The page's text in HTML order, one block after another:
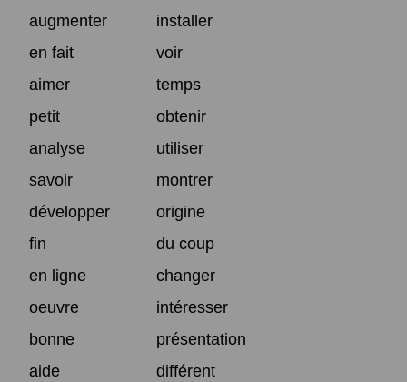
augmenter
installer
en fait
voir
aimer
temps
petit
obtenir
analyse
utiliser
savoir
montrer
développer
origine
fin
du coup
en ligne
changer
oeuvre
intéresser
bonne
présentation
aide
différent